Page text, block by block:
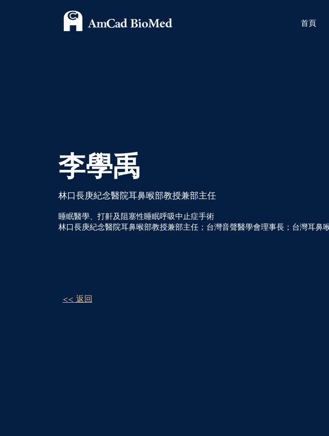
首頁
李學禹
林口長庚紀念醫院耳鼻喉部教授兼部主任
睡眠醫學、打鼾及阻塞性睡眠呼吸中止症手術
林口長庚紀念醫院耳鼻喉部教授兼部主任；台灣音聲醫學會理事長；台灣耳鼻
<< 返回